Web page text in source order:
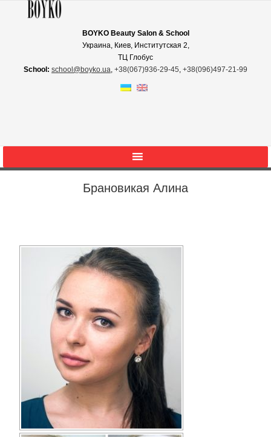
BOYKO Beauty Salon & School
Украина, Киев, Институтская 2,
ТЦ Глобус
School: school@boyko.ua, +38(067)936‑29‑45, +38(096)497‑21‑99
Брановикая Алина